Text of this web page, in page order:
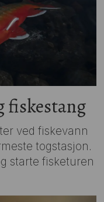
fiskestang
ved fiskevann
togstasjon.
starte fisketuren